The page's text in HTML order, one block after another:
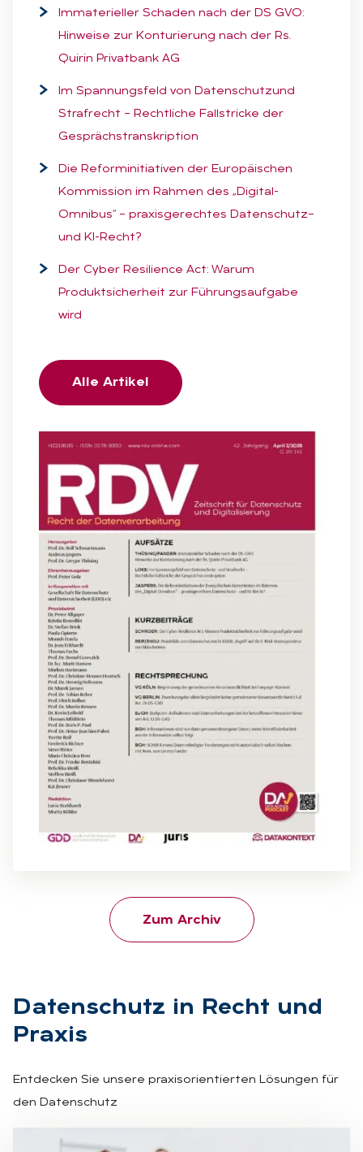
Immaterieller Schaden nach der DS GVO:
Hinweise zur Konturierung nach der Rs.
Quirin Privatbank AG
Im Spannungsfeld von Datenschutzund
Strafrecht – Rechtliche Fallstricke der
Gesprächstranskription
Die Reforminitiativen der Europäischen
Kommission im Rahmen des „Digital-
Omnibus“ – praxisgerechtes Datenschutz–
und KI-Recht?
Der Cyber Resilience Act: Warum
Produktsicherheit zur Führungsaufgabe
wird
Alle Artikel
Zum Archiv
Da­ten­schutz in Recht und
Pra­xis
Entdecken Sie unsere praxisorientierten Lösungen für
den Datenschutz